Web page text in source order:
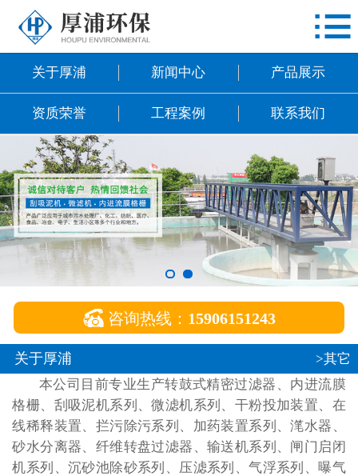
资质荣誉
工程案例
联系我们

关于厚浦 新闻中心 产品展示
资质荣誉 工程案例 联系我们
 咨询热线： 15906151243
关于厚浦
>其它
本公司目前专业生产转鼓式精密过滤器、内进流膜
格栅、刮吸泥机系列、微滤机系列、干粉投加装置、在
线稀释装置、拦污除污系列、加药装置系列、滗水器、
砂水分离器、纤维转盘过滤器、输送机系列、闸门启闭
机系列、沉砂池除砂系列、压滤系列、气浮系列、曝气